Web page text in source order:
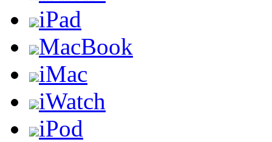
iPad
MacBook
iMac
iWatch
iPod